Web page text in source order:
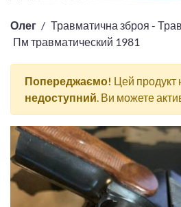
Олег
Травматична зброя -
Пм травматический 1981
Попереджаємо! Цей продукт
недоступний. Ви можете